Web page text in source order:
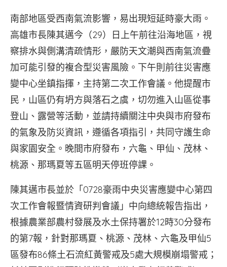
南部地區受西南氣流影響，易出現短延時豪大雨。
高雄市長陳其邁今（29）日上午前往沿海地區，視
察排水與側溝清疏情形，嚴防天文潮與西南氣流疊
加可能引發的複合型災害風險。下午則前往災害應
變中心坐鎮指揮，主持第二次工作會議。他提醒市
民，山區仍有坍方與落石之虞，切勿進入山區從事
登山、露營等活動，並請持續關注中央與市府發布
的氣象及防災資訊，遵循各項指引，共同守護生命
與家園安全。晚間市府發布，六龜、甲仙、茂林、
桃源、那瑪夏等五區明天停班停課。
陳其邁市長並於「0728豪雨中央災害應變中心第四
次工作會報暨情資研判會議」中向總統報告指出，
根據農業部農村發展及水土保持署於12時30分發布
的第7報，針對那瑪夏、桃源、茂林、六龜及甲仙5
區發布86條土石流紅黃警戒及5處大規模崩塌警戒；